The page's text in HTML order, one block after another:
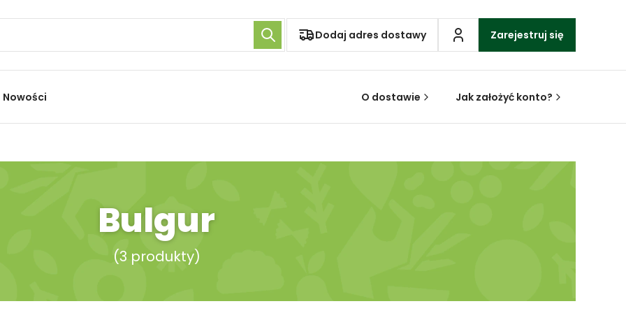
Dodaj adres dostawy Zarejestruj się
Nowości O dostawie Jak założyć konto?
Bulgur
(3 produkty)